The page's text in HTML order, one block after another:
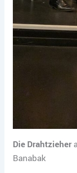
Die Drahtzieher
Banabak